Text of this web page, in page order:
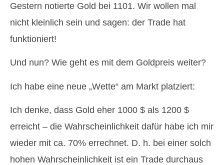
Gestern notierte Gold bei 1101. Wir wollen mal
nicht kleinlich sein und sagen: der Trade hat
funktioniert!
Und nun? Wie geht es mit dem Goldpreis weiter?
Ich habe eine neue „Wette“ am Markt platziert:
Ich denke, dass Gold eher 1000 $ als 1200 $
erreicht – die Wahrscheinlichkeit dafür habe ich mir
wieder mit ca. 70% errechnet. D. h. bei einer solch
hohen Wahrscheinlichkeit ist ein Trade durchaus